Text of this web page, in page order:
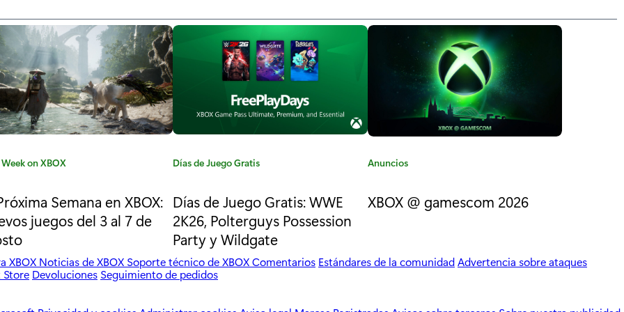
on XBOX
Semana en XBOX:
juegos del 3 al 7 de
C
t
e
g
o
r
í
:
Días de Juego Gratis
Días de Juego Gratis: WWE
2K26, Polterguys Possession
Party y Wildgate
C
t
e
r
Anuncios
XBOX @ gamescom 2026
XBOX Noticias de XBOX Soporte técnico de XBOXComentarios Estándares de la comunidadAdvertencia sobre ataques
Devoluciones Seguimiento de pedidos